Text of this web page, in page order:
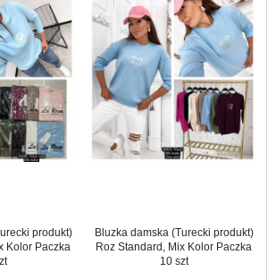
produkt)
Kolor Paczka
Bluzka damska (Turecki produkt)
Roz Standard, Mix Kolor Paczka
10 szt